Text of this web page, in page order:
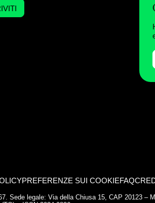
PREFERENZE SUI COOKIEFAQ
Sede legale: Via della Chiusa 15, CAP 20123 –